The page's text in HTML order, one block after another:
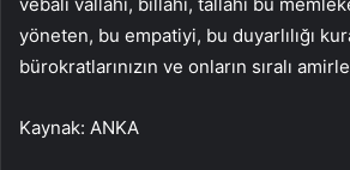
vebali vallahi, billahi, tallahi bu
yöneten, bu empatiyi, bu duyarlılığı
bürokratlarınızın ve onların sıralı
Kaynak: ANKA